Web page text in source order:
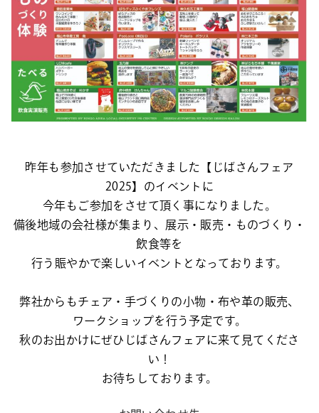
昨年も参加させていただきました【じばさんフェア
2025】のイベントに
今年もご参加をさせて頂く事になりました。
備後地域の会社様が集まり、展示・販売・ものづくり・
飲食等を
行う賑やかで楽しいイベントとなっております。
弊社からもチェア・手づくりの小物・布や革の販売、
ワークショップを行う予定です。
秋のお出かけにぜひじばさんフェアに来て見てくださ
い！
お待ちしております。